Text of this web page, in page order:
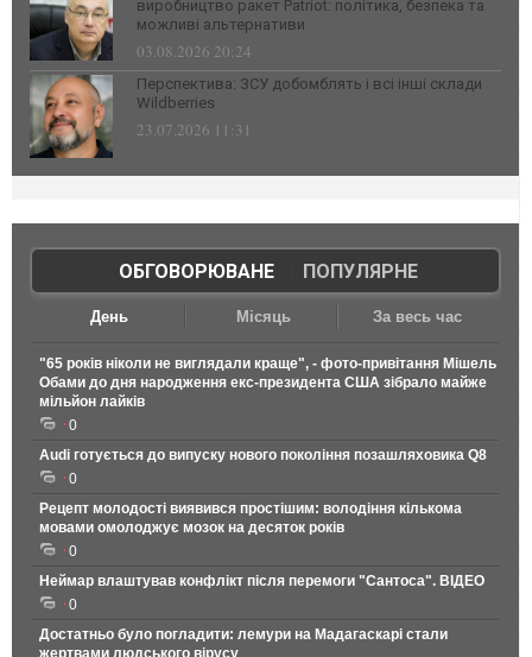
виробництво ракет Patriot: політика, безпека та
можливі альтернативи
03.08.2026 20:24
Перспектива: ЗСУ добомблять і всі інші склади
Wildberries
23.07.2026 11:31
ОБГОВОРЮВАНЕ| ПОПУЛЯРНЕ
День Місяць За весь час
"65 років ніколи не виглядали краще", - фото-привітання Мішель
Обами до дня народження екс-президента США зібрало майже
мільйон лайків
0
Audi готується до випуску нового покоління позашляховика Q8
0
Рецепт молодості виявився простішим: володіння кількома
мовами омолоджує мозок на десяток років
0
Неймар влаштував конфлікт після перемоги "Сантоса". ВІДЕО
0
Достатньо було погладити: лемури на Мадагаскарі стали
жертвами людського вірусу